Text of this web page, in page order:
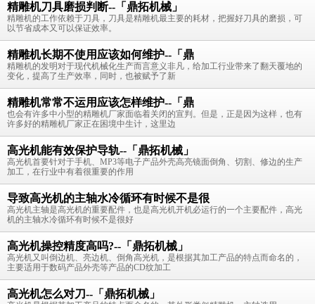
精雕机刀具磨损判断--「鼎拓机械」
精雕机的工作依赖于刀具，刀具是精雕机最主要的耗材，把握好刀具的磨损，可
以节省成本又可以保证效率。
精雕机长期不使用应该如何维护--「鼎
精雕机的发明对于现代机械化生产而言意义非凡，给加工行业带来了翻天覆地的
变化，提高了生产效率，同时，也被赋予了新
精雕机常常不运用应该怎样维护--「鼎
也会有许多中小型的精雕机厂家面临着关闭的宣判。但是，正是因为这样，也有
许多好的精雕机厂家正在困境中生计，这里边
高光机能有效保护导轨--「鼎拓机械」
高光机首要针对于手机、MP3等电子产品外壳高亮镜面倒角、切割、修边的生产
加工，在行业中有着很重要的作用
导致高光机的主轴水冷循环有时候不是很
高光机主轴是高光机的重要配件，也是高光机开机必运行的一个主要配件，高光
机的主轴水冷循环有时候不是很好
高光机操控精度高吗?--「鼎拓机械」
高光机又叫倒边机、亮边机、倒角高光机，是根据其加工产品的特点而命名的，
主要适用于数码产品外壳等产品的CD纹加工
高光机怎么对刀--「鼎拓机械」